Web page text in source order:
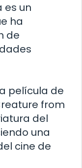
es un
ha
de
película de
from
del
una
cine de